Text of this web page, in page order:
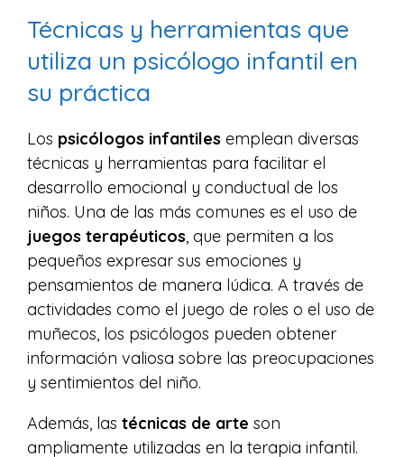
Técnicas y herramientas que
utiliza un psicólogo infantil en
su práctica
Los psicólogos infantiles emplean diversas
técnicas y herramientas para facilitar el
desarrollo emocional y conductual de los
niños. Una de las más comunes es el uso de
juegos terapéuticos, que permiten a los
pequeños expresar sus emociones y
pensamientos de manera lúdica. A través de
actividades como el juego de roles o el uso de
muñecos, los psicólogos pueden obtener
información valiosa sobre las preocupaciones
y sentimientos del niño.
Además, las técnicas de arte son
ampliamente utilizadas en la terapia infantil.